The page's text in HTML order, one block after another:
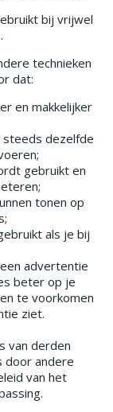
bij vrijwel
technieken
dat:
en makkelijker
steeds dezelfde
gebruikt en
tonen op
als je bij
advertentie
beter op je
te voorkomen
ziet.
van derden
door andere
van het